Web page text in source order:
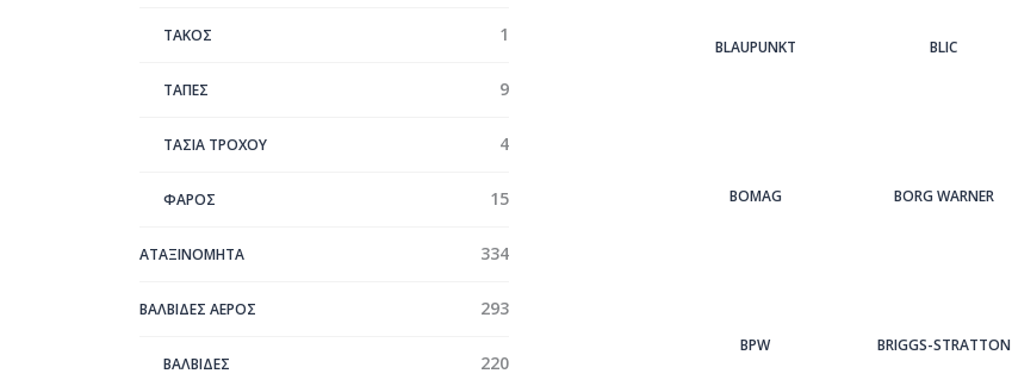
ΤΑΚΟΣ 1
ΤΑΠΕΣ 9
ΤΑΣΙΑ ΤΡΟΧΟΥ 4
ΦΑΡΟΣ 15
ΑΤΑΞΙΝΌΜΗΤΑ 334
ΒΑΛΒΙΔΕΣ ΑΕΡΟΣ 293
ΒΑΛΒΙΔΕΣ 220
BLAUPUNKT BLIC
BOMAG BORG WARNER
BPW BRIGGS-STRATTON